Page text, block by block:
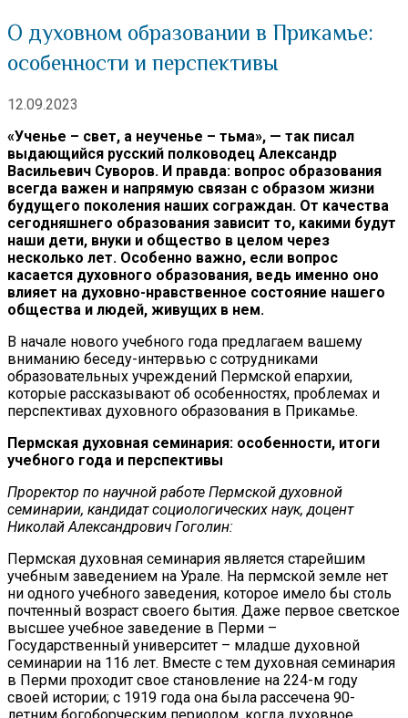
О духовном образовании в Прикамье:
особенности и перспективы
12.09.2023
«Ученье – свет, а неученье – тьма», — так писал
выдающийся русский полководец Александр
Васильевич Суворов. И правда: вопрос образования
всегда важен и напрямую связан с образом жизни
будущего поколения наших сограждан. От качества
сегодняшнего образования зависит то, какими будут
наши дети, внуки и общество в целом через
несколько лет. Особенно важно, если вопрос
касается духовного образования, ведь именно оно
влияет на духовно-нравственное состояние нашего
общества и людей, живущих в нем.
В начале нового учебного года предлагаем вашему
вниманию беседу-интервью с сотрудниками
образовательных учреждений Пермской епархии,
которые рассказывают об особенностях, проблемах и
перспективах духовного образования в Прикамье.
Пермская духовная семинария: особенности, итоги
учебного года и перспективы
Проректор по научной работе Пермской духовной
семинарии, кандидат социологических наук, доцент
Николай Александрович Гоголин:
Пермская духовная семинария является старейшим
учебным заведением на Урале. На пермской земле нет
ни одного учебного заведения, которое имело бы столь
почтенный возраст своего бытия. Даже первое светское
высшее учебное заведение в Перми –
Государственный университет – младше духовной
семинарии на 116 лет. Вместе с тем духовная семинария
в Перми проходит свое становление на 224-м году
своей истории; с 1919 года она была рассечена 90-